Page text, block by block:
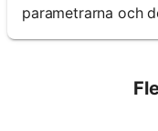
parametrarna och